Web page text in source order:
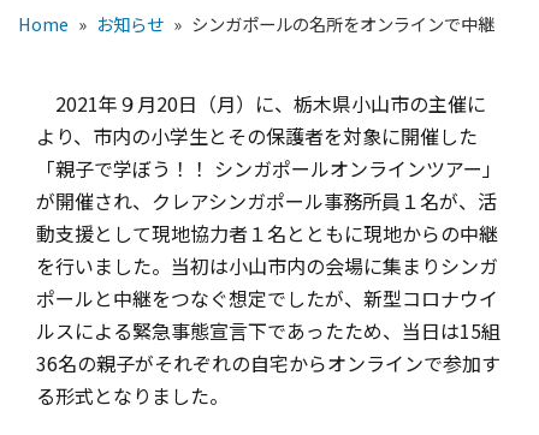
Home » お知らせ » シンガポールの名所をオンラインで中継
2021年９月20日（月）に、栃木県小山市の主催に
より、市内の小学生とその保護者を対象に開催した
「親子で学ぼう！！ シンガポールオンラインツアー」
が開催され、クレアシンガポール事務所員１名が、活
動支援として現地協力者１名とともに現地からの中継
を行いました。当初は小山市内の会場に集まりシンガ
ポールと中継をつなぐ想定でしたが、新型コロナウイ
ルスによる緊急事態宣言下であったため、当日は15組
36名の親子がそれぞれの自宅からオンラインで参加す
る形式となりました。